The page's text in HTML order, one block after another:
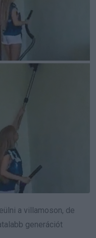
a villamoson, de
generációt